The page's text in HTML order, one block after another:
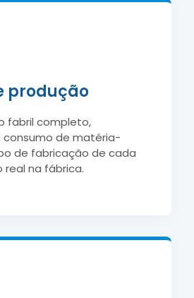
produção
fabril completo,
de matéria-
de fabricação de cada
na fábrica.